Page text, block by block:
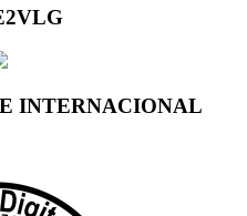
INTERNACIONAL